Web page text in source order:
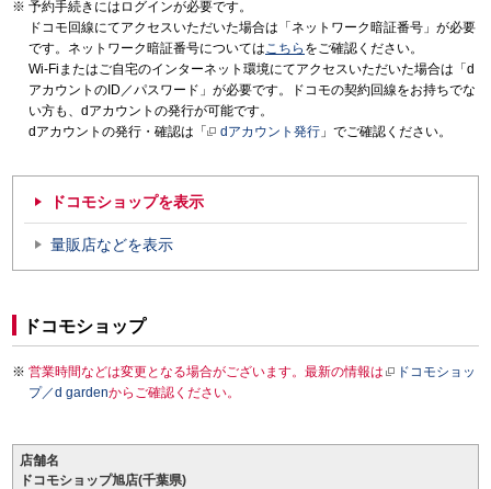
予約手続きにはログインが必要です。
ドコモ回線にてアクセスいただいた場合は「ネットワーク暗証番号」が必要
です。ネットワーク暗証番号についてはこちら をご確認ください。
Wi-Fiまたはご自宅のインターネット環境にてアクセスいただいた場合は「d
アカウントのID／パスワード」が必要です。ドコモの契約回線をお持ちでな
い方も、dアカウントの発行が可能です。
dアカウントの発行・確認は「
dアカウント発行 」でご確認ください。
ドコモショップを表示
量販店などを表示
ドコモショップ
営業時間などは変更となる場合がございます。最新の情報は
ドコモショッ
プ／d gardenからご確認ください。
店舗名
ドコモショップ旭店(千葉県)